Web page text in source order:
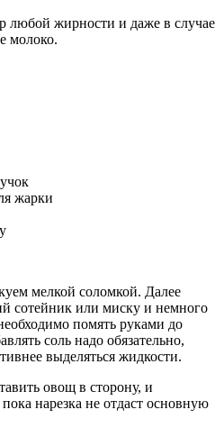
любой жирности и даже в случае
молоко.
жарки
мелкой соломкой. Далее
сотейник или миску и немного
помять руками до
соль надо обязательно,
выделяться жидкости.
овощ в сторону, и
нарезка не отдаст основную